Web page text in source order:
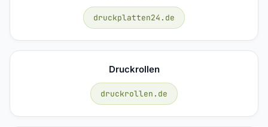
druckplatten24.de
Druckrollen
druckrollen.de